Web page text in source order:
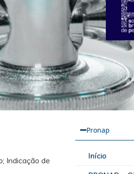
Indicação de
Pronap
Início